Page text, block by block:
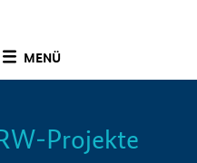
MENÜ
Info
Projekte